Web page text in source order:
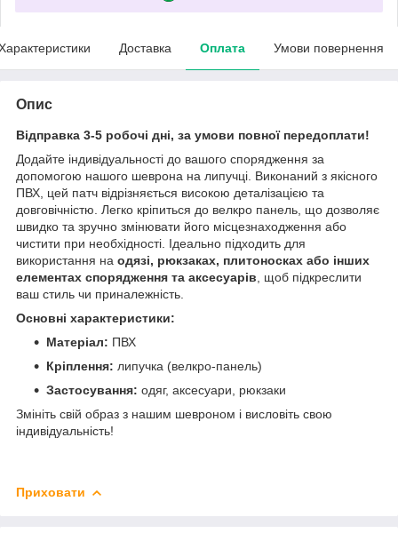
Доставка Оплата Умови повернення
Опис
Відправка 3-5 робочі дні, за умови повної передоплати!
Додайте індивідуальності до вашого спорядження за
допомогою нашого шеврона на липучці. Виконаний з якісного
ПВХ, цей патч відрізняється високою деталізацією та
довговічністю. Легко кріпиться до велкро панель, що дозволяє
швидко та зручно змінювати його місцезнаходження або
чистити при необхідності. Ідеально підходить для
використання на одязі, рюкзаках, плитоносках або інших
елементах спорядження та аксесуарів , щоб підкреслити
ваш стиль чи приналежність.
Основні характеристики:
Матеріал: ПВХ
Кріплення: липучка (велкро-панель)
Застосування: одяг, аксесуари, рюкзаки
Змініть свій образ з нашим шевроном і висловіть свою
індивідуальність!
Приховати